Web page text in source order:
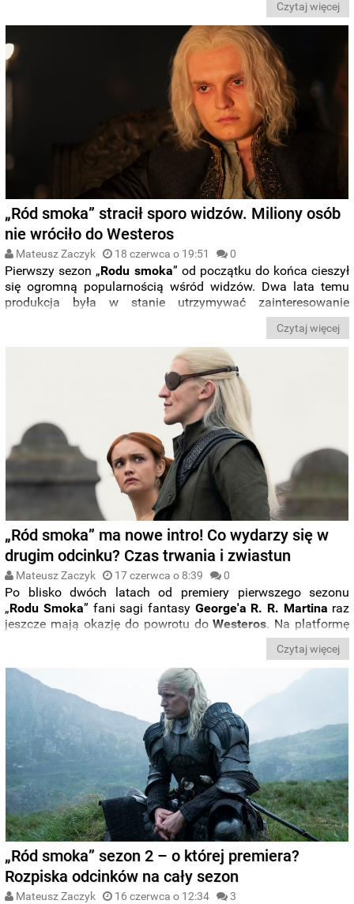
Czytaj więcej
„Ród smoka” stracił sporo widzów. Miliony osób
nie wróciło do Westeros
Mateusz Zaczyk 18 czerwca o 19:51 0
Pierwszy sezon „Rodu smoka” od początku do końca cieszył
się ogromną popularnością wśród widzów. Dwa lata temu
produkcja była w stanie utrzymywać zainteresowanie
i kończyła swój
z największą
Gry o Tron”. Drugi sezon nie zdołał
nawiązać do tak wysokiej oglądalności i zaliczył wyraźny
Czytaj więcej
„Ród smoka” ma nowe intro! Co wydarzy się w
drugim odcinku? Czas trwania i zwiastun
Mateusz Zaczyk 17 czerwca o 8:39 0
Po blisko dwóch latach od premiery pierwszego sezonu
„Rodu Smoka” fani sagi fantasy George'a R. R. Martina raz
jeszcze mają okazję do powrotu doWesteros. Na platformę
Max i antenę stacji HBO zawitał ostatniej nocy debiutancki
” i zostawił nas
z wieloma emocjami oraz pytaniami.
Kiedy premiera
kolejnych odcinków?
Poniżej znajdziecie
szczegóły
. Raz jeszcze możecie też zerknąć na nową
Czytaj więcej
„Ród smoka” sezon 2 – o której premiera?
Rozpiska odcinków na cały sezon
Mateusz Zaczyk 16 czerwca o 12:34 3